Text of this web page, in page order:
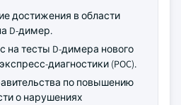
достижения в области
D-димер.
на тесты D-димера нового
диагностики (POC).
по повышению
о нарушениях